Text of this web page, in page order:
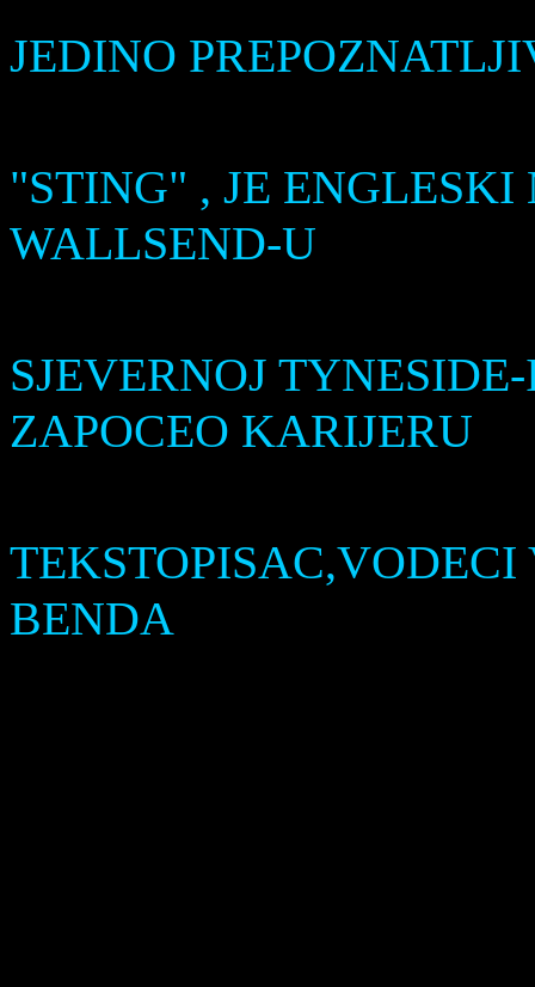
JEDINO
"STING" , JE
WALLSEND-U
SJEVERNOJ
ZAPOCEO KARIJERU
BENDA